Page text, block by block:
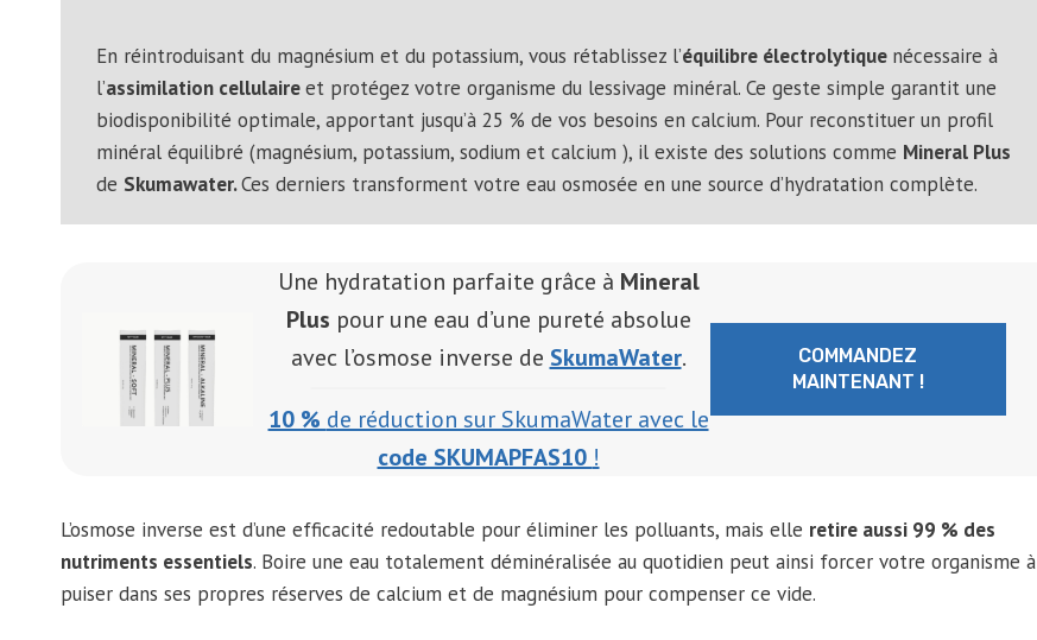
En réintroduisant du magnésium et du potassium, vous rétablissez l’équilibre électrolytique nécessaire à
l’assimilation cellulaireet protégez votre organisme du lessivage minéral. Ce geste simple garantit une
biodisponibilité optimale, apportant jusqu’à 25 % de vos besoins en calcium. Pour reconstituer un profil
minéral équilibré (magnésium, potassium, sodium et calcium ), il existe des solutions comme Mineral Plus
de Skumawater.Ces derniers transforment votre eau osmosée en une source d’hydratation complète.
Une hydratation parfaite grâce à Mineral
Plus pour une eau d’une pureté absolue
avec l’osmose inverse de SkumaWater.
10 % de réduction sur SkumaWater avec le
code SKUMAPFAS10 !
COMMANDEZ
MAINTENANT !
L’osmose inverse est d’une efficacité redoutable pour éliminer les polluants, mais elle retire aussi 99 % des
nutriments essentiels. Boire une eau totalement déminéralisée au quotidien peut ainsi forcer votre organisme à
puiser dans ses propres réserves de calcium et de magnésium pour compenser ce vide.